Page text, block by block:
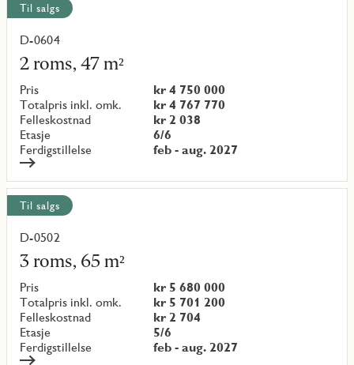
Til salgs
D-0604
2 roms, 47 m²
Pris
kr 4 750 000
Totalpris inkl. omk.
kr 4 767 770
Felleskostnad
kr 2 038
Etasje
6/6
Ferdigstillelse
feb - aug. 2027
Les
mer
om
objekt
{objectNumber}
Til salgs
D-0502
3 roms, 65 m²
Pris
kr 5 680 000
Totalpris inkl. omk.
kr 5 701 200
Felleskostnad
kr 2 704
Etasje
5/6
Ferdigstillelse
feb - aug. 2027
Les
mer
om
objekt
{objectNumber}